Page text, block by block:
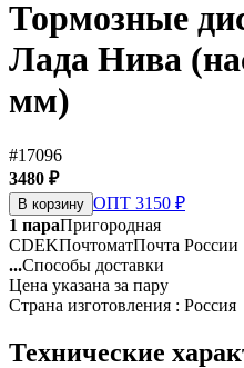
Тормозные
Лада Нива
мм)
#17096
3480 ₽
В корзину ОПТ 3150 ₽
1 параПригородная
CDEKПочтоматПочта России
...Способы доставки
Цена указана за пару
Страна изготовления : Россия
Технические